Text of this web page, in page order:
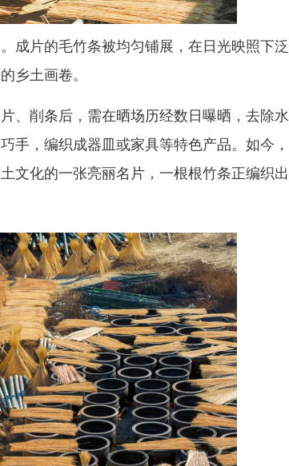
成片的毛竹条被均匀铺展，在日光映照下泛
乡土画卷。
、削条后，需在晒场历经数日曝晒，去除水
手，编织成器皿或家具等特色产品。如今，
文化的一张亮丽名片，一根根竹条正编织出